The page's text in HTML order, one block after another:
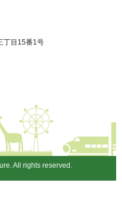
丁目15番1号
All rights reserved.